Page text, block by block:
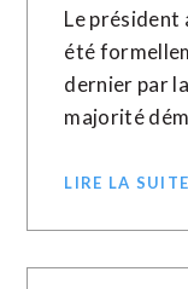
Le président
été
dernier par
majorité
LIRE LA